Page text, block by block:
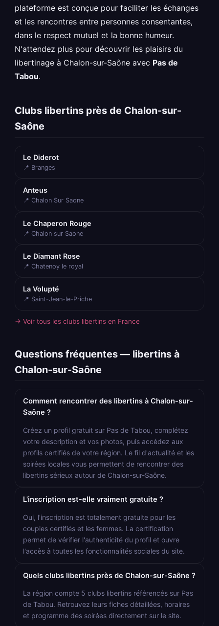
plateforme est conçue pour faciliter les échanges
et les rencontres entre personnes consentantes,
dans le respect mutuel et la bonne humeur.
N'attendez plus pour découvrir les plaisirs du
libertinage à Chalon-sur-Saône avec Pas de
Tabou.
Clubs libertins près de Chalon-sur-
Saône
Le Diderot
📍 Branges
Anteus
📍 Chalon Sur Saone
Le Chaperon Rouge
📍 Chalon sur Saone
Le Diamant Rose
📍 Chatenoy le royal
La Volupté
📍 Saint-Jean-le-Priche
→ Voir tous les clubs libertins en France
Questions fréquentes — libertins à
Chalon-sur-Saône
Comment rencontrer des libertins à Chalon-sur-
Saône ?
Créez un profil gratuit sur Pas de Tabou, complétez
votre description et vos photos, puis accédez aux
profils certifiés de votre région. Le fil d'actualité et les
soirées locales vous permettent de rencontrer des
libertins sérieux autour de Chalon-sur-Saône.
L'inscription est-elle vraiment gratuite ?
Oui, l'inscription est totalement gratuite pour les
couples certifiés et les femmes. La certification
permet de vérifier l'authenticité du profil et ouvre
l'accès à toutes les fonctionnalités sociales du site.
Quels clubs libertins près de Chalon-sur-Saône ?
La région compte 5 clubs libertins référencés sur Pas
de Tabou. Retrouvez leurs fiches détaillées, horaires
et programme des soirées directement sur le site.